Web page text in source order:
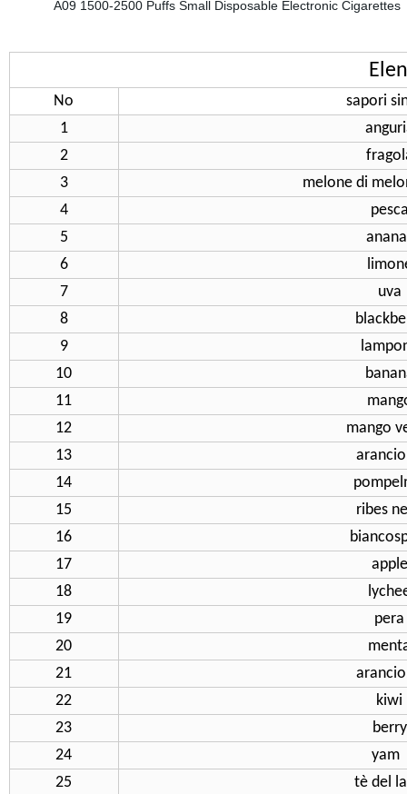
No
sapori
1
2
3
melone di
4
5
6
7
uva
8
9
10
11
12
mango
13
14
15
ribes
16
17
apple
18
19
pera
20
21
22
kiwi
23
berry
24
yam
25
tè del